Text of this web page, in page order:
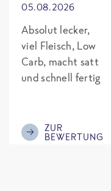
05.08.2026
Absolut lecker,
viel Fleisch, Low
Carb, macht satt
und schnell fertig
ZUR
BEWERTUNG